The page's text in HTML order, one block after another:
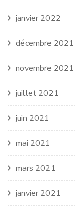
janvier 2022
décembre 2021
novembre 2021
juillet 2021
juin 2021
mai 2021
mars 2021
janvier 2021